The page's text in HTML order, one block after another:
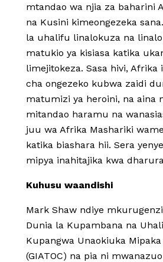
mtandao wa njia za baharini
na Kusini kimeongezeka
la uhalifu linalokuza na
matukio ya kisiasa katika
limejitokeza. Sasa hivi, Afrika
cha ongezeko kubwa zaidi
matumizi ya heroini, na aina
mitandao haramu na
juu wa Afrika Mashariki
katika biashara hii. Sera
mipya inahitajika kwa
Kuhusu waandishi
Mark Shaw ndiye
Dunia la Kupambana na
Kupangwa Unaokiuka
(GIATOC) na pia ni